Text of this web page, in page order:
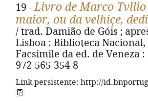
19 -Livro de Marco Tvllio
maior, ou da velhiçe,
/ trad. Damião de Góis ;
Lisboa : Biblioteca Nacional,
Facsimile da ed. de Veneza :
972-565-354-8
Link persistente: http://